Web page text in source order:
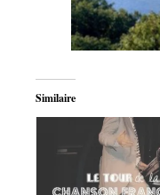
Similaire